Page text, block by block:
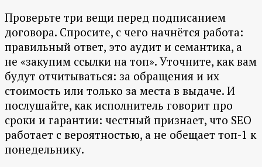
Проверьте три вещи перед подписанием
договора. Спросите, с чего начнётся работа:
правильный ответ, это аудит и семантика, а
не «закупим ссылки на топ». Уточните, как вам
будут отчитываться: за обращения и их
стоимость или только за места в выдаче. И
послушайте, как исполнитель говорит про
сроки и гарантии: честный признает, что SEO
работает с вероятностью, а не обещает топ-1 к
понедельнику.